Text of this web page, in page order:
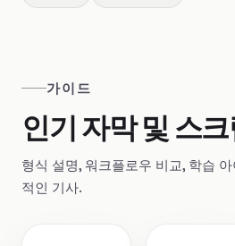
가이드
인기 자막 및 스
형식 설명, 워크플로우 비교, 학습
적인 기사.